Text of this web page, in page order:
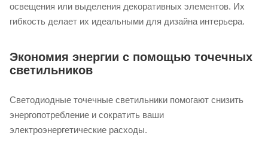
освещения или выделения декоративных элементов. Их
гибкость делает их идеальными для дизайна интерьера.
Экономия энергии с помощью точечных
светильников
Светодиодные точечные светильники помогают снизить
энергопотребление и сократить ваши
электроэнергетические расходы.